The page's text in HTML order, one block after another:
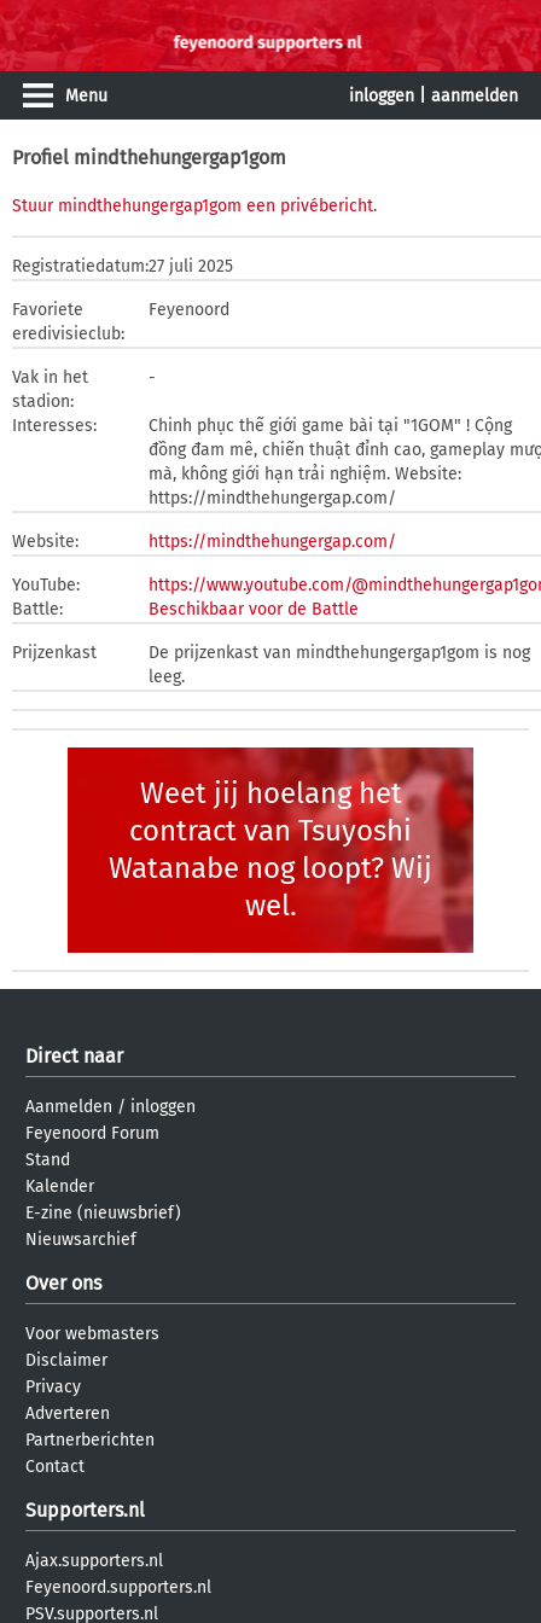
Menu inloggen aanmelden
Profiel mindthehungergap1gom
Stuur mindthehungergap1gom een privébericht.
Registratiedatum:27 juli 2025
Favoriete
eredivisieclub:
Feyenoord
Vak in het
stadion:
-
Interesses:
Chinh phục thế giới game bài tại "1GOM" ! Cộng
đồng đam mê, chiến thuật đỉnh cao, gameplay
mà, không giới hạn trải nghiệm. Website:
https://mindthehungergap.com/
Website: https://mindthehungergap.com/
YouTube:
https://www.youtube.com/
Battle:
Beschikbaar voor de Battle
Prijzenkast
De prijzenkast van mindthehungergap1gom is nog
leeg.
Weet jij hoelang het
contract van Tsuyoshi
Watanabe nog loopt? Wij
wel.
Direct naar
Aanmelden / inloggen
Feyenoord Forum
Stand
Kalender
E-zine (nieuwsbrief)
Nieuwsarchief
Over ons
Voor webmasters
Disclaimer
Privacy
Adverteren
Partnerberichten
Contact
Supporters.nl
Ajax.supporters.nl
Feyenoord.supporters.nl
PSV.supporters.nl